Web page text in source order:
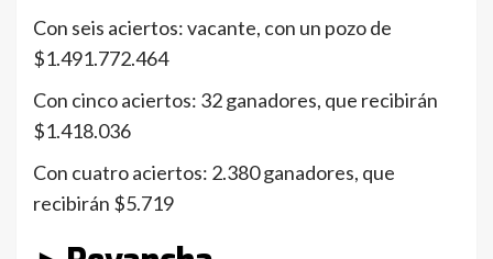
Con seis aciertos: vacante, con un pozo de
$1.491.772.464
Con cinco aciertos: 32 ganadores, que recibirán
$1.418.036
Con cuatro aciertos: 2.380 ganadores, que
recibirán $5.719